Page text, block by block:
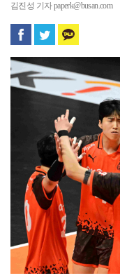
김진성 기자 paperk@busan.com